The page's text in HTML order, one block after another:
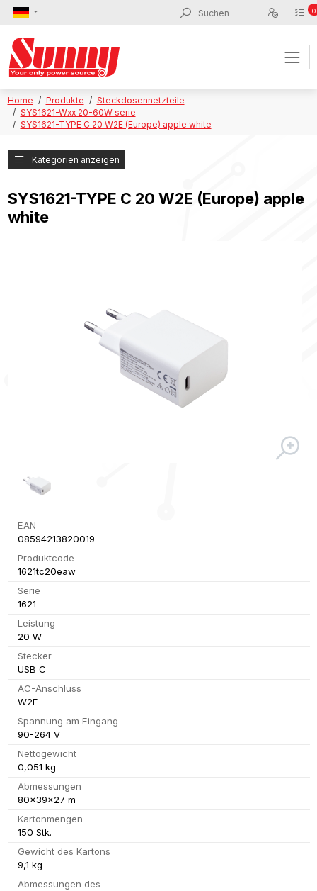
0
Home Produkte
Steckdosennetzteile
SYS1621-Wxx 20-60W serie
SYS1621-TYPE C 20 W2E (Europe) apple white
Kategorien anzeigen
SYS1621-TYPE C 20 W2E (Europe) apple
white
EAN
08594213820019
Produktcode
1621tc20eaw
Serie
1621
Leistung
20 W
Stecker
USB C
AC-Anschluss
W2E
Spannung am Eingang
90-264 V
Nettogewicht
0,051 kg
Abmessungen
80x39x27 m
Kartonmengen
150 Stk.
Gewicht des Kartons
9,1 kg
Abmessungen des